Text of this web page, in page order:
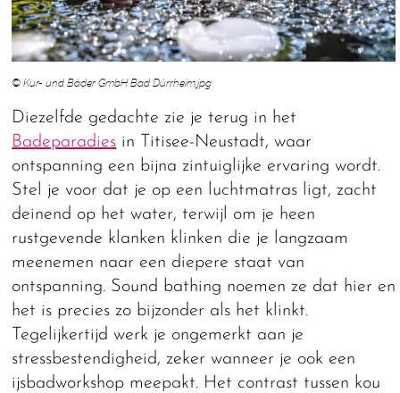
© Kur- und Bäder GmbH Bad Dürrheim.jpg
Diezelfde gedachte zie je terug in het
Badeparadies in Titisee-Neustadt, waar
ontspanning een bijna zintuiglijke ervaring wordt.
Stel je voor dat je op een luchtmatras ligt, zacht
deinend op het water, terwijl om je heen
rustgevende klanken klinken die je langzaam
meenemen naar een diepere staat van
ontspanning. Sound bathing noemen ze dat hier en
het is precies zo bijzonder als het klinkt.
Tegelijkertijd werk je ongemerkt aan je
stressbestendigheid, zeker wanneer je ook een
ijsbadworkshop meepakt. Het contrast tussen kou